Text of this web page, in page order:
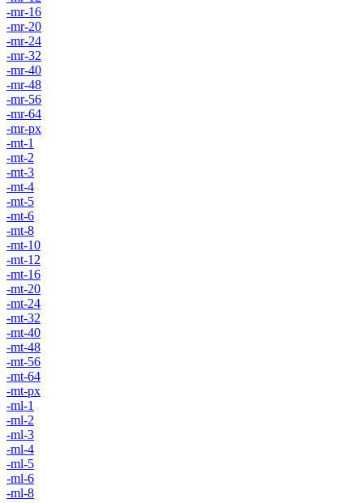
-mr-16
-mr-20
-mr-24
-mr-32
-mr-40
-mr-48
-mr-56
-mr-64
-mr-px
-mt-1
-mt-2
-mt-3
-mt-4
-mt-5
-mt-6
-mt-8
-mt-10
-mt-12
-mt-16
-mt-20
-mt-24
-mt-32
-mt-40
-mt-48
-mt-56
-mt-64
-mt-px
-ml-1
-ml-2
-ml-3
-ml-4
-ml-5
-ml-6
-ml-8